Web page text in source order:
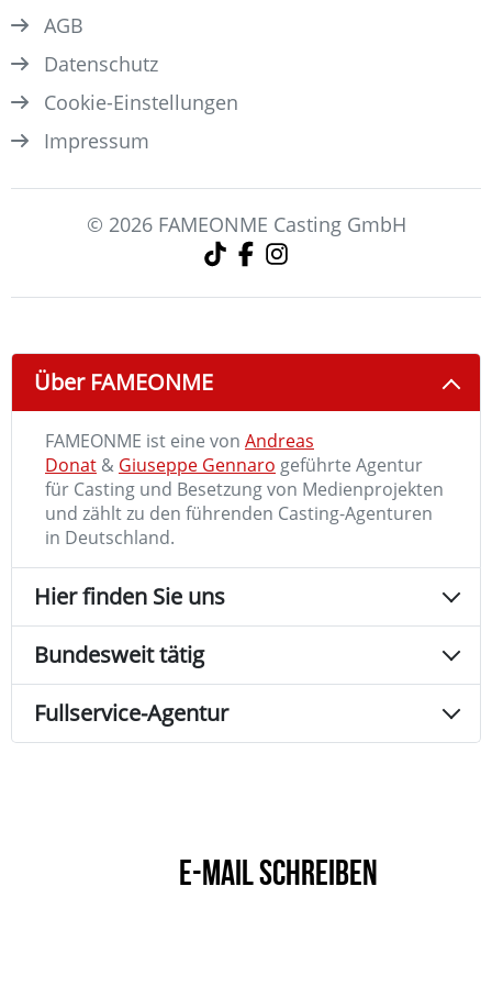
AGB
Datenschutz
Cookie-Einstellungen
Impressum
© 2026 FAMEONME Casting GmbH
Über FAMEONME
FAMEONME ist eine von Andreas
Donat & Giuseppe Gennaro geführte Agentur
für Casting und Besetzung von Medienprojekten
und zählt zu den führenden Casting-Agenturen
in Deutschland.
Hier finden Sie uns
Bundesweit tätig
Fullservice-Agentur
E-MAIL SCHREIBEN